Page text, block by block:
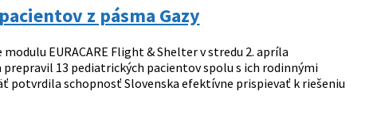
z pásma Gazy
EURACARE Flight & Shelter v stredu 2. apríla
prepravil 13 pediatrických pacientov spolu s ich rodinnými
potvrdila schopnosť Slovenska efektívne prispievať k riešeniu